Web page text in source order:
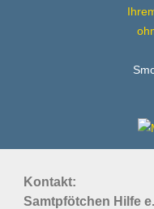
Kontakt:
Samtpfötchen Hilfe